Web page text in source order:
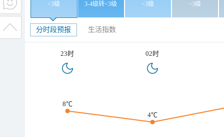
<3级 3-4级转<3级 <3级 <3级
分时段预报 生活指数
23时 02时
8℃
4℃